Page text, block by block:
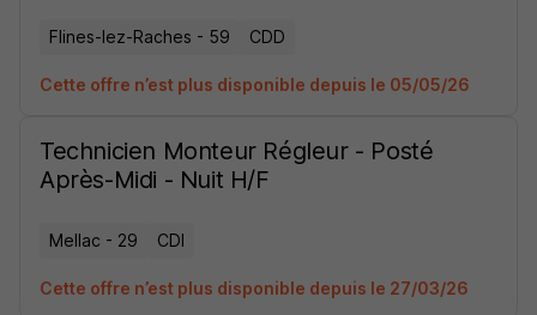
Flines-lez-Raches - 59 CDD
Cette offre n’est plus disponible depuis le 05/05/26
Technicien Monteur Régleur - Posté
Après-Midi - Nuit H/F
Mellac - 29 CDI
Cette offre n’est plus disponible depuis le 27/03/26